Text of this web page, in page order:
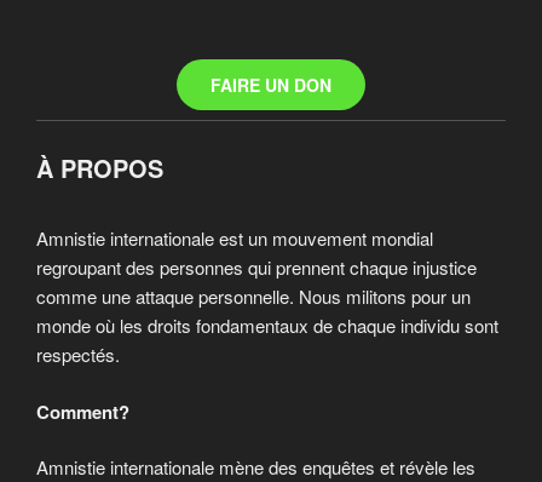
FAIRE UN DON
À PROPOS
Amnistie internationale est un mouvement mondial
regroupant des personnes qui prennent chaque injustice
comme une attaque personnelle. Nous militons pour un
monde où les droits fondamentaux de chaque individu sont
respectés.
Comment?
Amnistie internationale mène des enquêtes et révèle les